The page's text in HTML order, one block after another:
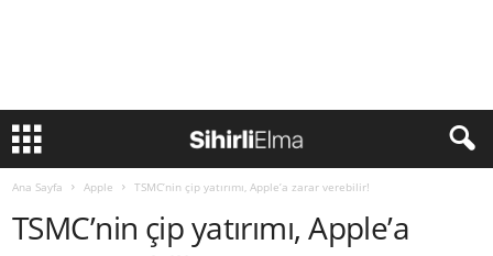
Ana Sayfa Apple TSMC’nin çip yatırımı, Apple’a zarar verebilir!
TSMC’nin çip yatırımı, Apple’a